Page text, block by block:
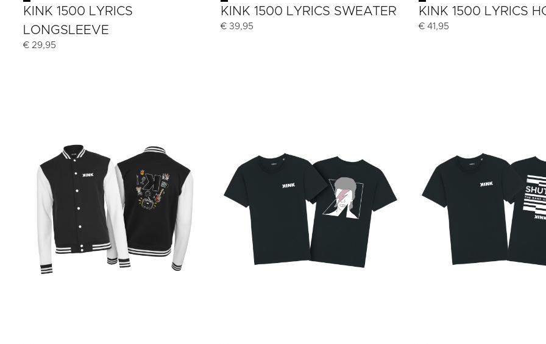
KINK 1500 LYRICS
LONGSLEEVE
€29,95
KINK 1500 LYRICS SWEATER
€ 39,95
KINK 1500 LYRICS
€ 41,95